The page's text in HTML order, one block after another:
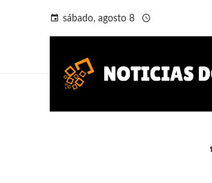
sábado, agosto 8